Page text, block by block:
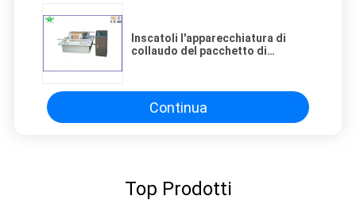
Inscatoli l'apparecchiatura di
collaudo del pacchetto di
Continua
Top Prodotti